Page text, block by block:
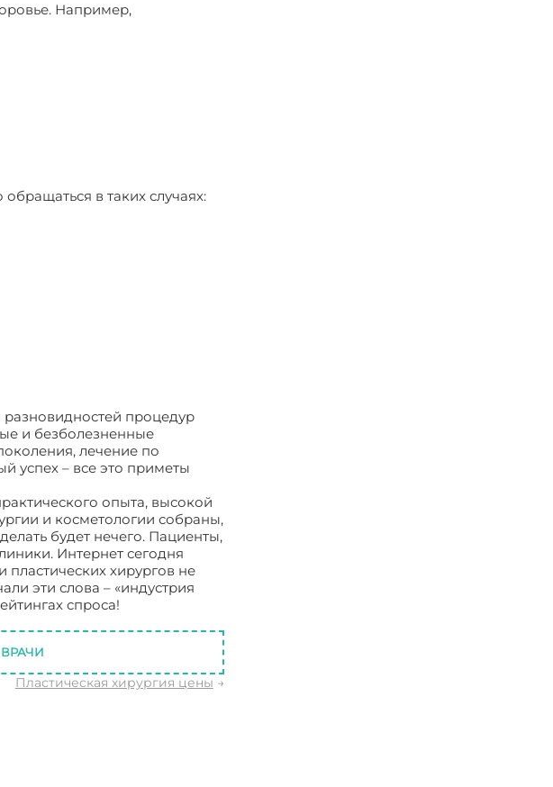
Например,
в таких случаях:
разновидностей процедур
и безболезненные
лечение по
успех – все это приметы
опыта, высокой
и косметологии собраны,
будет нечего. Пациенты,
Интернет сегодня
хирургов не
эти слова – «индустрия
спроса!
ВРАЧИ
Пластическая хирургия цены →